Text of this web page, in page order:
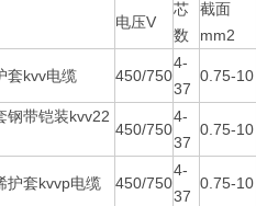
电压V
芯
数
截面
mm2
套kvv电缆 450/750
4-
37
0.75-10
钢带铠装kvv22
450/750
4-
37
0.75-10
护套kvvp电缆 450/750
4-
37
0.75-10